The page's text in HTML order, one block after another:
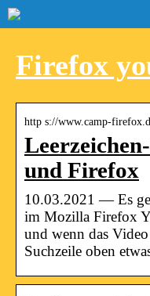
Firefox
http s://www.camp-
und Firefox
10.03.2021 — Es
im Mozilla Firefox
und wenn das
Suchzeile oben